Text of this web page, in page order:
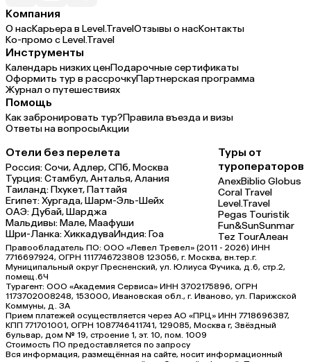
Компания
О насКарьера в Level.TravelОтзывы о насКонтакты
Ко-промо с Level.Travel
Инструменты
Календарь низких ценПодарочные сертификаты
Оформить тур в рассрочкуПартнерская программа
Журнал о путешествиях
Помощь
Как забронировать тур?Правила въезда и визы
Ответы на вопросыАкции
Отели без перелета
Россия:Сочи,Адлер,СПб,Москва
Турция:Стамбул,Анталья,Алания
Таиланд:Пхукет,Паттайя
Египет:Хургада,Шарм-Эль-Шейх
ОАЭ:Дубай,Шарджа
Мальдивы:Мале,Маафуши
Шри-Ланка:ХиккадуваИндия:Гоа
Туры от
туроператоров
AnexBiblio Globus
Coral Travel
Level.Travel
Pegas Touristik
Fun&SunSunmar
Tez TourАлеан
Правообладатель ПО: ООО «Левел Тревел» (2011 - 2026) ИНН
7716697924, ОГРН 1117746723808 123056, г. Москва, вн.тер.г.
Муниципальный округ Пресненский, ул. Юлиуса Фучика, д.6, стр.2,
помещ.6Ч
Турагент: ООО «Академия Сервиса» ИНН 3702175896, ОГРН
1173702008248, 153000, Ивановская обл., г. Иваново, ул. Парижской
Коммуны, д. ЗА
Прием платежей осуществляется через АО «ПРЦ» ИНН 7718696387,
КПП 771701001, ОГРН 1087746411741, 129085, Москва г, Звёздный
бульвар, дом № 19, строение 1, эт. 10, пом. 1009
Стоимость ПО предоставляется по запросу
Вся информация, размещённая на сайте, носит информационный